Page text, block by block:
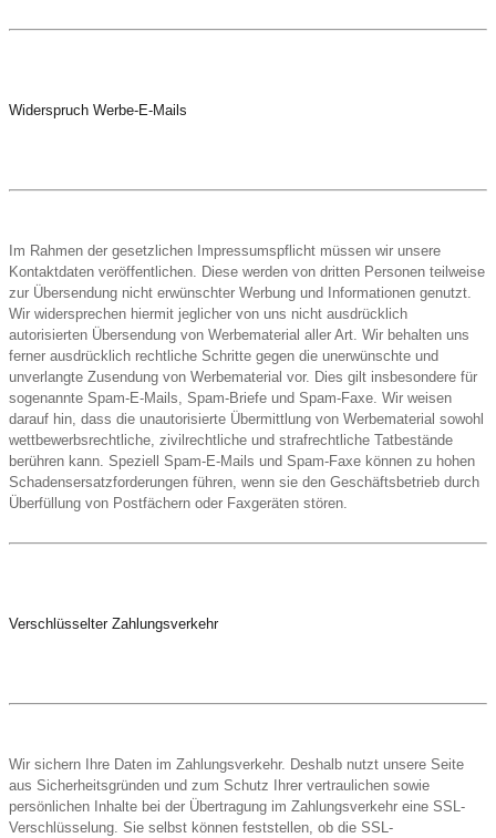
Widerspruch Werbe-E-Mails
Im Rahmen der gesetzlichen Impressumspflicht müssen wir unsere
Kontaktdaten veröffentlichen. Diese werden von dritten Personen teilweise
zur Übersendung nicht erwünschter Werbung und Informationen genutzt.
Wir widersprechen hiermit jeglicher von uns nicht ausdrücklich
autorisierten Übersendung von Werbematerial aller Art. Wir behalten uns
ferner ausdrücklich rechtliche Schritte gegen die unerwünschte und
unverlangte Zusendung von Werbematerial vor. Dies gilt insbesondere für
sogenannte Spam-E-Mails, Spam-Briefe und Spam-Faxe. Wir weisen
darauf hin, dass die unautorisierte Übermittlung von Werbematerial sowohl
wettbewerbsrechtliche, zivilrechtliche und strafrechtliche Tatbestände
berühren kann. Speziell Spam-E-Mails und Spam-Faxe können zu hohen
Schadensersatzforderungen führen, wenn sie den Geschäftsbetrieb durch
Überfüllung von Postfächern oder Faxgeräten stören.
Verschlüsselter Zahlungsverkehr
Wir sichern Ihre Daten im Zahlungsverkehr. Deshalb nutzt unsere Seite
aus Sicherheitsgründen und zum Schutz Ihrer vertraulichen sowie
persönlichen Inhalte bei der Übertragung im Zahlungsverkehr eine SSL-
Verschlüsselung. Sie selbst können feststellen, ob die SSL-